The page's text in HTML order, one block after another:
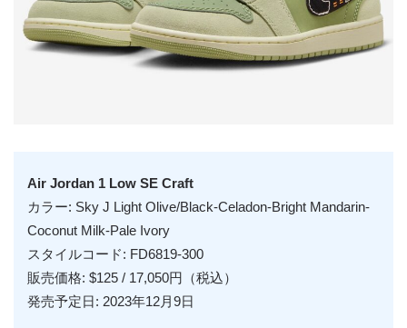
Air Jordan 1 Low SE Craft
カラー: Sky J Light Olive/Black-Celadon-Bright Mandarin-
Coconut Milk-Pale Ivory
スタイルコード: FD6819-300
販売価格: $125 / 17,050円（税込）
発売予定日: 2023年12月9日